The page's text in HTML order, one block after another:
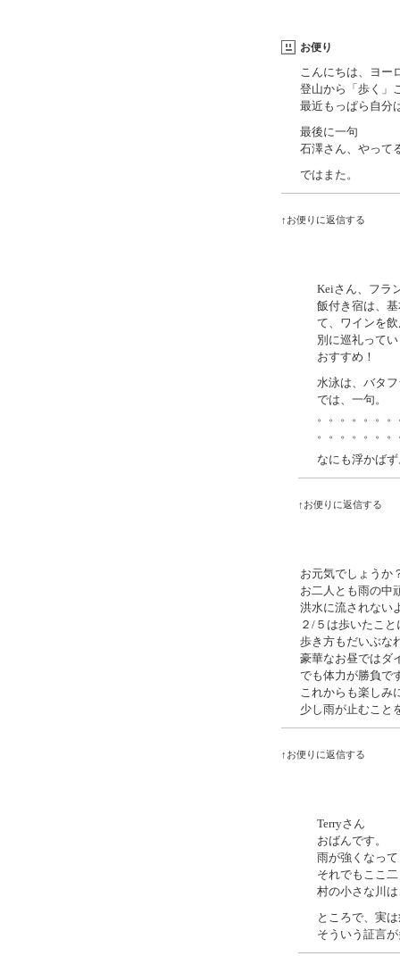
お便り
こんにちは、ヨー
登山から「歩く」
最近もっぱら自分
最後に一句
石澤さん、やって
ではまた。
↑お便りに返信する
Keiさん、フラ
飯付き宿は、
て、ワインを
別に巡礼って
おすすめ！
水泳は、バタ
では、一句。
。。。。。。
。。。。。。
なにも浮かば
↑お便りに返信する
お元気でしょうか
お二人とも雨の中
洪水に流されない
２/５は歩いたこ
歩き方もだいぶな
豪華なお昼ではダ
でも体力が勝負で
これからも楽しみ
少し雨が止むこと
↑お便りに返信する
Terryさん
おばんです。
雨が強くなっ
それでもここ
村の小さな川
ところで、実
そういう証言